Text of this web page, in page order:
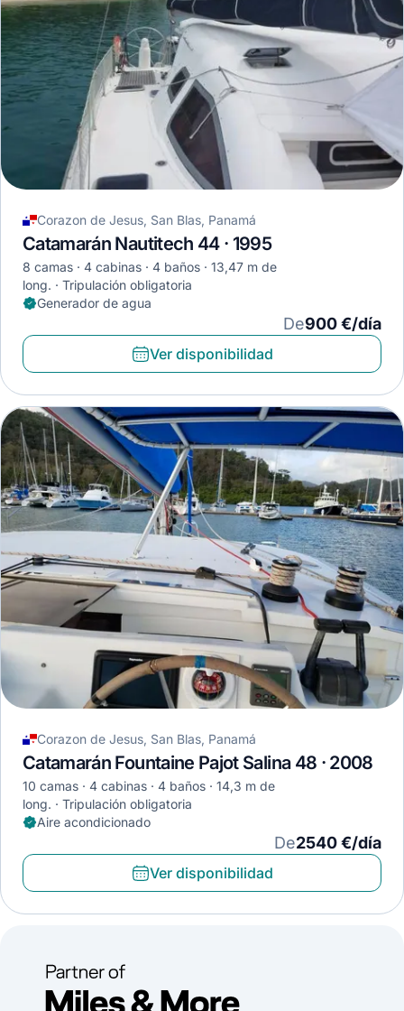
Corazon de Jesus, San Blas, Panamá
Catamarán Nautitech 44 · 1995
8 camas 4 cabinas 4 baños
13,47 m de
long.
Tripulación obligatoria
Generador de agua
De900 €/día
Ver disponibilidad
Corazon de Jesus, San Blas, Panamá
Catamarán Fountaine Pajot Salina 48 · 2008
10 camas 4 cabinas 4 baños
14,3 m de
long.
Tripulación obligatoria
Aire acondicionado
De2540 €/día
Ver disponibilidad